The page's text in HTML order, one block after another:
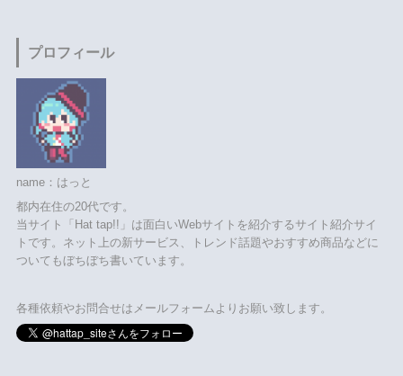
プロフィール
name：はっと
都内在住の20代です。
当サイト「Hat tap!!」は面白いWebサイトを紹介するサイト紹介サイ
トです。ネット上の新サービス、トレンド話題やおすすめ商品などに
ついてもぼちぼち書いています。
各種依頼やお問合せはメールフォームよりお願い致します。